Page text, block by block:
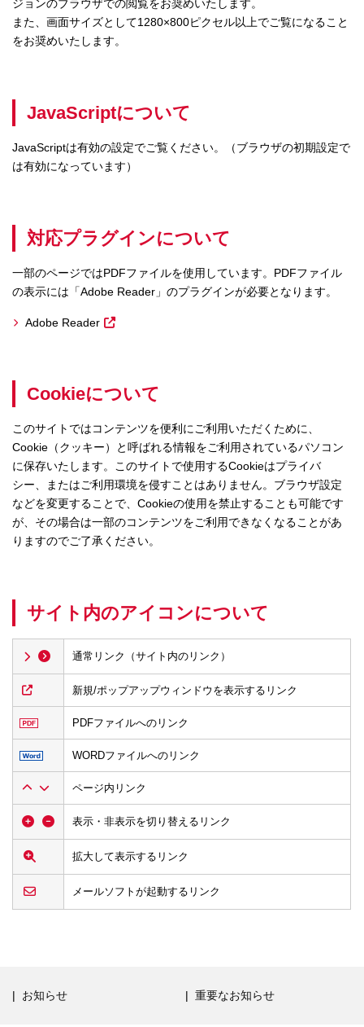
ジョンのブラウザでの閲覧をお奨めいたします。
また、画面サイズとして1280×800ピクセル以上でご覧になること
をお奨めいたします。
JavaScriptについて
JavaScriptは有効の設定でご覧ください。（ブラウザの初期設定で
は有効になっています）
対応プラグインについて
一部のページではPDFファイルを使用しています。PDFファイル
の表示には「Adobe Reader」のプラグインが必要となります。
Adobe Reader
Cookieについて
このサイトではコンテンツを便利にご利用いただくために、
Cookie（クッキー）と呼ばれる情報をご利用されているパソコン
に保存いたします。このサイトで使用するCookieはプライバ
シー、またはご利用環境を侵すことはありません。ブラウザ設定
などを変更することで、Cookieの使用を禁止することも可能です
が、その場合は一部のコンテンツをご利用できなくなることがあ
りますのでご了承ください。
サイト内のアイコンについて
通常リンク（サイト内のリンク）
新規/ポップアップウィンドウを表示するリンク
PDFファイルへのリンク
WORDファイルへのリンク
ページ内リンク
表示・非表示を切り替えるリンク
拡大して表示するリンク
メールソフトが起動するリンク
お知らせ 重要なお知らせ